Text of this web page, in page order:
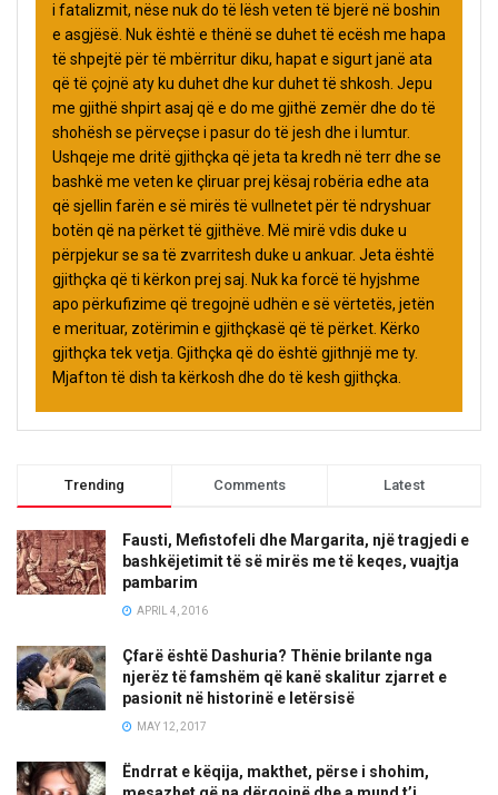
i fatalizmit, nëse nuk do të lësh veten të bjerë në boshin
e asgjësë. Nuk është e thënë se duhet të ecësh me hapa
të shpejtë për të mbërritur diku, hapat e sigurt janë ata
që të çojnë aty ku duhet dhe kur duhet të shkosh. Jepu
me gjithë shpirt asaj që e do me gjithë zemër dhe do të
shohësh se përveçse i pasur do të jesh dhe i lumtur.
Ushqeje me dritë gjithçka që jeta ta kredh në terr dhe se
bashkë me veten ke çliruar prej kësaj robëria edhe ata
që sjellin farën e së mirës të vullnetet për të ndryshuar
botën që na përket të gjithëve. Më mirë vdis duke u
përpjekur se sa të zvarritesh duke u ankuar. Jeta është
gjithçka që ti kërkon prej saj. Nuk ka forcë të hyjshme
apo përkufizime që tregojnë udhën e së vërtetës, jetën
e merituar, zotërimin e gjithçkasë që të përket. Kërko
gjithçka tek vetja. Gjithçka që do është gjithnjë me ty.
Mjafton të dish ta kërkosh dhe do të kesh gjithçka.
Trending Comments Latest
Fausti, Mefistofeli dhe Margarita, një tragjedi e
bashkëjetimit të së mirës me të keqes, vuajtja
pambarim
APRIL 4, 2016
Çfarë është Dashuria? Thënie brilante nga
njerëz të famshëm që kanë skalitur zjarret e
pasionit në historinë e letërsisë
MAY 12, 2017
Ëndrrat e këqija, makthet, përse i shohim,